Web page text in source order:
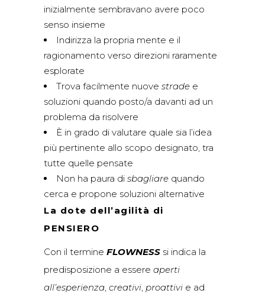
inizialmente sembravano avere poco
senso insieme
Indirizza la propria mente e il
ragionamento verso direzioni raramente
esplorate
Trova facilmente nuove strade e
soluzioni quando posto/a davanti ad un
problema da risolvere
È in grado di valutare quale sia l’idea
più pertinente allo scopo designato, tra
tutte quelle pensate
Non ha paura di sbagliare quando
cerca e propone soluzioni alternative
La dote dell’agilità di
PENSIERO
Con il termine FLOWNESS si indica la
predisposizione a essere aperti
all’esperienza, creativi, proattivi e ad